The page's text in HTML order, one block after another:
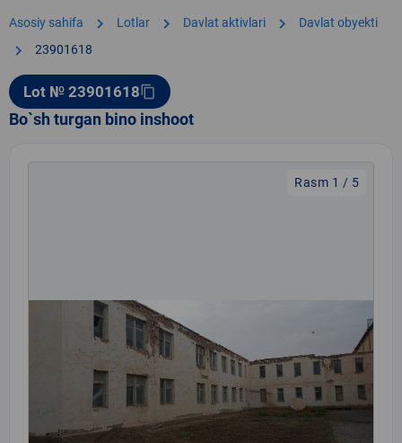
Asosiy sahifa chevron_right Lotlar chevron_right Davlat aktivlari chevron_right Davlat obyekti
chevron_right 23901618
Lot № 23901618content_copy
Bo`sh turgan bino inshoot
Rasm 1 / 5